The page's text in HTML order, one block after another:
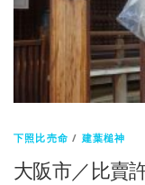
下照比売命 / 建葉槌神
大阪市／比賣